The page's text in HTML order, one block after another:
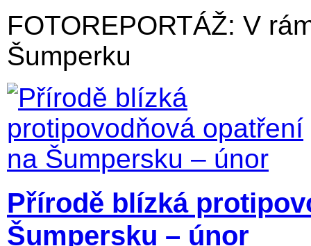
FOTOREPORTÁŽ: V
Šumperku
Přírodě blízká
Šumpersku – únor